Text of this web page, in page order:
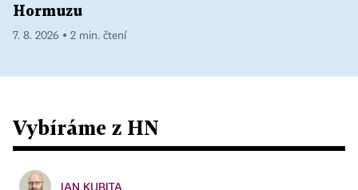
Hormuzu
7. 8. 2026 ▪ 2 min. čtení
Vybíráme z HN
JAN KUBITA